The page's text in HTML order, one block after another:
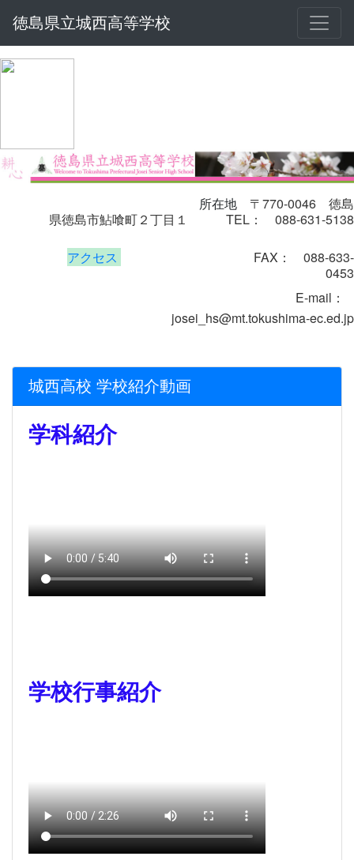
徳島県立城西高等学校
所在地 〒770-0046 徳島
県徳島市鮎喰町２丁目１ TEL： 088-631-5138
アクセス
FAX： 088-633-
0453
E-mail ：
josei_hs@mt.tokushima-ec.ed.jp
城西高校 学校紹介動画
学科紹介
学校行事紹介